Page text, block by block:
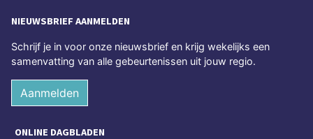
NIEUWSBRIEF AANMELDEN
Schrijf je in voor onze nieuwsbrief en krijg wekelijks een
samenvatting van alle gebeurtenissen uit jouw regio.
Aanmelden
ONLINE DAGBLADEN